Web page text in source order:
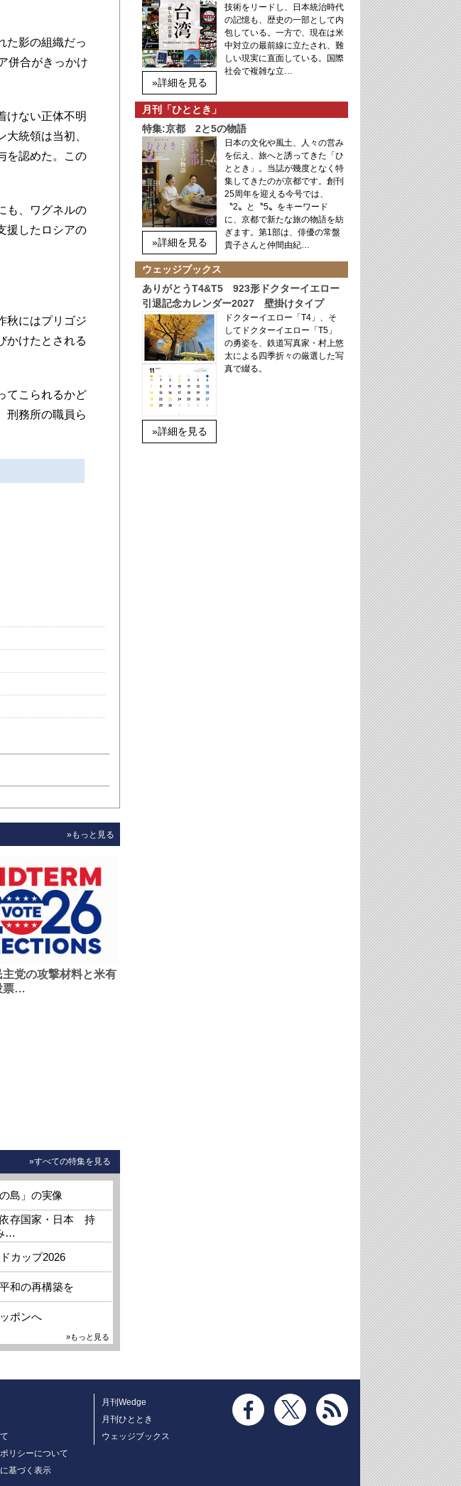
た影の組織だっ
併合がきっかけ
けない正体不明
統領は当初、
を認めた。この
も、ワグネルの
援したロシアの
秋にはプリゴジ
かけたとされる
てこられるかど
刑務所の職員ら
»もっと見る
主党の攻撃材料と米有
票…
»すべての特集を見る
島」の実像
存国家・日本 持
…
カップ2026
和の再構築を
ポンへ
»もっと見る
»詳細を見る
技術をリードし、日本統治時代
の記憶も、歴史の一部として内
包している。一方で、現在は米
中対立の最前線に立たされ、難
しい現実に直面している。国際
社会で複雑な立…
月刊「ひととき」
特集:京都 2と5の物語
»詳細を見る
日本の文化や風土、人々の営み
を伝え、旅へと誘ってきた「ひ
ととき」。当誌が幾度となく特
集してきたのが京都です。創刊
25周年を迎える今号では、
〝2〟と〝5〟をキーワード
に、京都で新たな旅の物語を紡
ぎます。第1部は、俳優の常盤
貴子さんと仲間由紀…
ウェッジブックス
ありがとうT4&T5 923形ドクターイエロー
引退記念カレンダー2027 壁掛けタイプ
»詳細を見る
ドクターイエロー「T4」、そ
してドクターイエロー「T5」
の勇姿を、鉄道写真家・村上悠
太による四季折々の厳選した写
真で綴る。
リシーについて
基づく表示
月刊Wedge
月刊ひととき
ウェッジブックス